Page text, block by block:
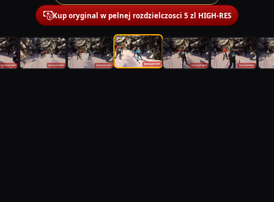
Kup oryginal w pelnej rozdzielczosci 5 zl HIGH-RES